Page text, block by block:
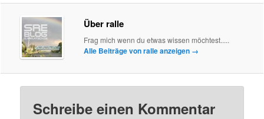
Über ralle
Frag mich wenn du etwas wissen möchtest.....
Alle Beiträge von ralle anzeigen →
Schreibe einen Kommentar